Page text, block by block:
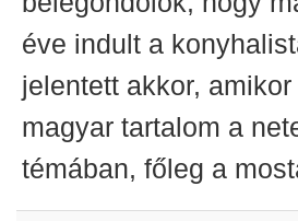
éve indult a
jelentett akkor,
magyar tartalom a
témában, főleg a